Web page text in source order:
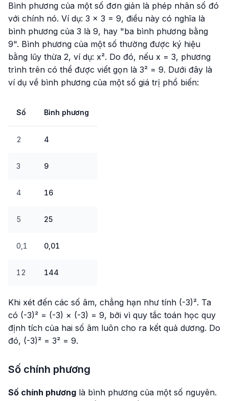
Bình phương của một số đơn giản là phép nhân số đó
với chính nó. Ví dụ: 3 × 3 = 9, điều này có nghĩa là
bình phương của 3 là 9, hay "ba bình phương bằng
9". Bình phương của một số thường được ký hiệu
bằng lũy thừa 2, ví dụ: x². Do đó, nếu x = 3, phương
trình trên có thể được viết gọn là 3² = 9. Dưới đây là
ví dụ về bình phương của một số giá trị phổ biến:
Số Bình phương
2 4
3 9
4 16
5 25
0,1 0,01
12 144
Khi xét đến các số âm, chẳng hạn như tính (-3)². Ta
có (-3)² = (-3) × (-3) = 9, bởi vì quy tắc toán học quy
định tích của hai số âm luôn cho ra kết quả dương. Do
đó, (-3)² = 3² = 9.
Số chính phương
Số chính phương là bình phương của một số nguyên.